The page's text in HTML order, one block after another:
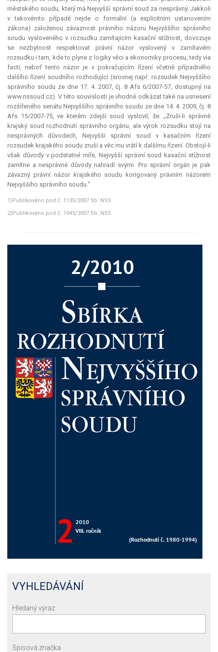
městského soudu, který má Nejvyšší správní soud za nesprávný. Jakkoli
v takovémto případě nejde o formální (a explicitním ustanovením
zákona) založenou závaznost právního názoru Nejvyššího správního
soudu vysloveného v rozsudku zamítajícím kasační stížnost, dovozuje
se nezbytnost respektovat právní názor vyslovený v zamítavém
rozsudku i tam, kde to plyne z logiky věci a ekonomiky procesu, tedy via
facti, neboť tento názor je v pokračujícím řízení včetně případného
dalšího řízení soudního rozhodující (srovnej např. rozsudek Nejvyššího
správního soudu ze dne 17. 4. 2007, čj. 8 Afs 6/2007-57, dostupný na
www.nssoud.cz). V této souvislosti je vhodné odkázat také na usnesení
rozšířeného senátu Nejvyššího správního soudu ze dne 14. 4. 2009, čj. 8
Afs 15/2007-75, ve kterém zdejší soud vyslovil, že: „Zruší-li správně
krajský soud rozhodnutí správního orgánu, ale výrok rozsudku stojí na
nesprávných důvodech, Nejvyšší správní soud v kasačním řízení
rozsudek krajského soudu zruší a věc mu vrátí k dalšímu řízení. Obstojí-li
však důvody v podstatné míře, Nejvyšší správní soud kasační stížnost
zamítne a nesprávné důvody nahradí svými. Pro správní orgán je pak
závazný právní názor krajského soudu korigovaný právním názorem
Nejvyššího správního soudu.“
1)Publikováno pod č. 1135/2007 Sb. NSS.
2)Publikováno pod č. 1045/2007 Sb. NSS.
VYHLEDÁVÁNÍ
Hledaný výraz
Spisová značka